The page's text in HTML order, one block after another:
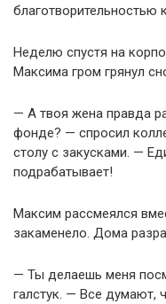
благотворительностью
Неделю спустя на
Максима гром грянул
— А твоя жена правда
фонде? — спросил
столу с закусками. —
подрабатывает!
Максим рассмеялся
закаменело. Дома
— Ты делаешь меня
галстук. — Все думают,